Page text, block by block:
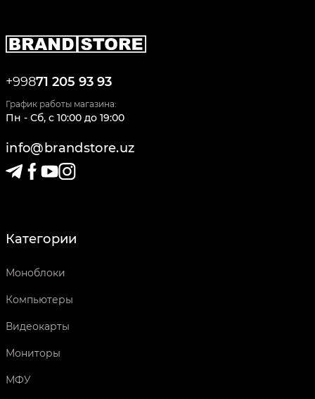
+99871 205 93 93
График работы магазина:
Пн - Сб, c 10:00 до 19:00
info@brandstore.uz
Категории
Моноблоки
Компьютеры
Видеокарты
Мониторы
МФУ